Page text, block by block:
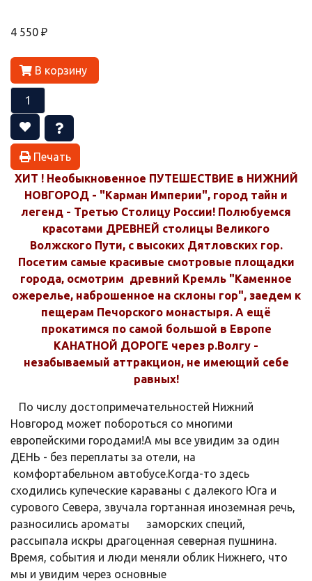
4 550 ₽
В корзину
Печать
ХИТ ! Необыкновенное ПУТЕШЕСТВИЕ в НИЖНИЙ
НОВГОРОД - "Карман Империи", город тайн и
легенд - Третью Столицу России! Полюбуемся
красотами ДРЕВНЕЙ столицы Великого
Волжского Пути, с высоких Дятловских гор.
Посетим самые красивые смотровые площадки
города, осмотрим древний Кремль "Каменное
ожерелье, наброшенное на склоны гор", заедем к
пещерам Печорского монастыря. А ещё
прокатимся по самой большой в Европе
КАНАТНОЙ ДОРОГЕ через р.Волгу -
незабываемый аттракцион, не имеющий себе
равных!
По числу достопримечательностей Нижний
Новгород может побороться со многими
европейскими городами!А мы все увидим за один
ДЕНЬ - без переплаты за отели, на
комфортабельном автобусе.Когда-то здесь
сходились купеческие караваны с далекого Юга и
сурового Севера, звучала гортанная иноземная речь,
разносились ароматы заморских специй,
рассыпала искры драгоценная северная пушнина.
Время, события и люди меняли облик Нижнего, что
мы и увидим через основные